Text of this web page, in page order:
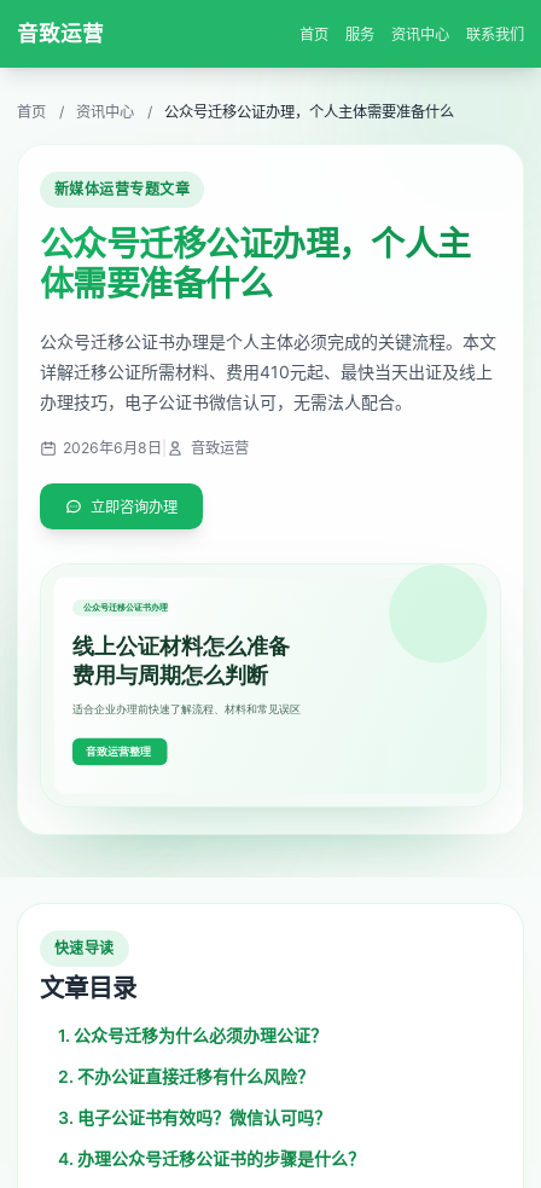
音致运营 首页 服务 资讯中心 联系我们
首页 / 资讯中心 / 公众号迁移公证办理，个人主体需要准备什么
新媒体运营专题文章
公众号迁移公证办理，个人主
体需要准备什么
公众号迁移公证书办理是个人主体必须完成的关键流程。本文
详解迁移公证所需材料、费用410元起、最快当天出证及线上
办理技巧，电子公证书微信认可，无需法人配合。
2026年6月8日 音致运营
立即咨询办理
快速导读
文章目录
1. 公众号迁移为什么必须办理公证？
2. 不办公证直接迁移有什么风险？
3. 电子公证书有效吗？微信认可吗？
4. 办理公众号迁移公证书的步骤是什么？